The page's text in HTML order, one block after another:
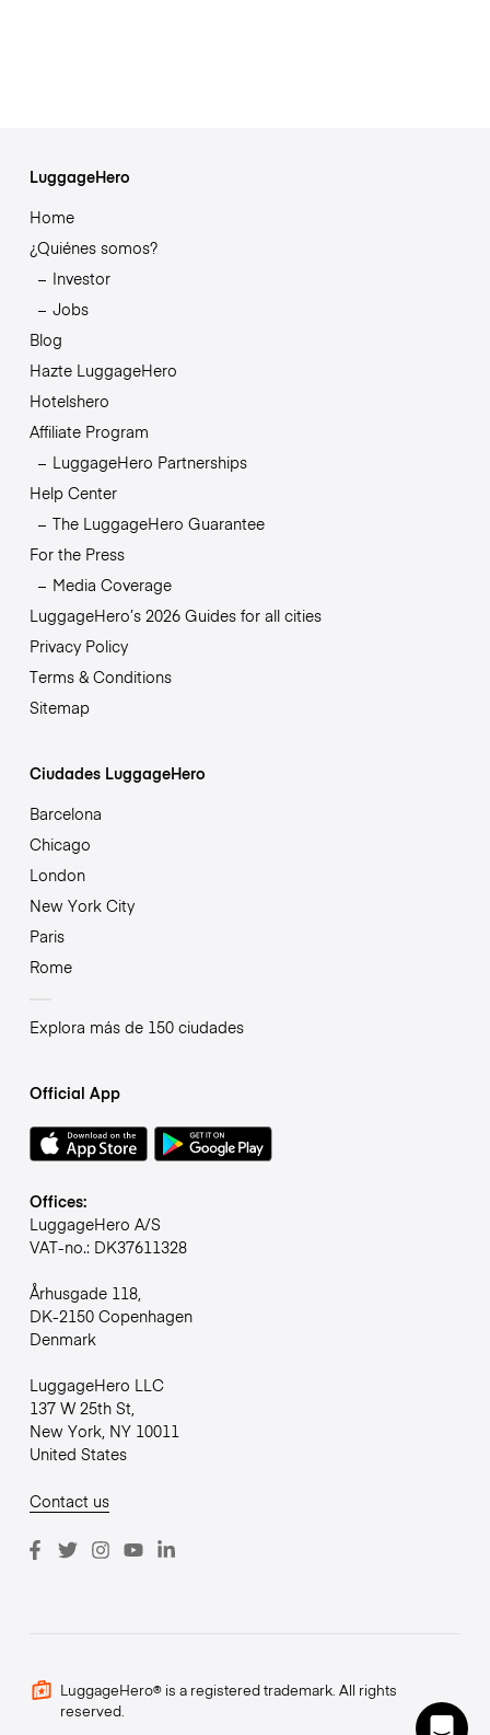
LuggageHero
Home
¿Quiénes somos?
Investor
Jobs
Blog
Hazte LuggageHero
Hotelshero
Affiliate Program
LuggageHero Partnerships
Help Center
The LuggageHero Guarantee
For the Press
Media Coverage
LuggageHero’s 2026 Guides for all cities
Privacy Policy
Terms & Conditions
Sitemap
Ciudades LuggageHero
Barcelona
Chicago
London
New York City
Paris
Rome
Explora más de 150 ciudades
Official App
Offices:
LuggageHero A/S
VAT-no.: DK37611328
Århusgade 118,
DK-2150 Copenhagen
Denmark
LuggageHero LLC
137 W 25th St,
New York, NY 10011
United States
Contact us
LuggageHero® is a registered trademark. All rights
reserved.